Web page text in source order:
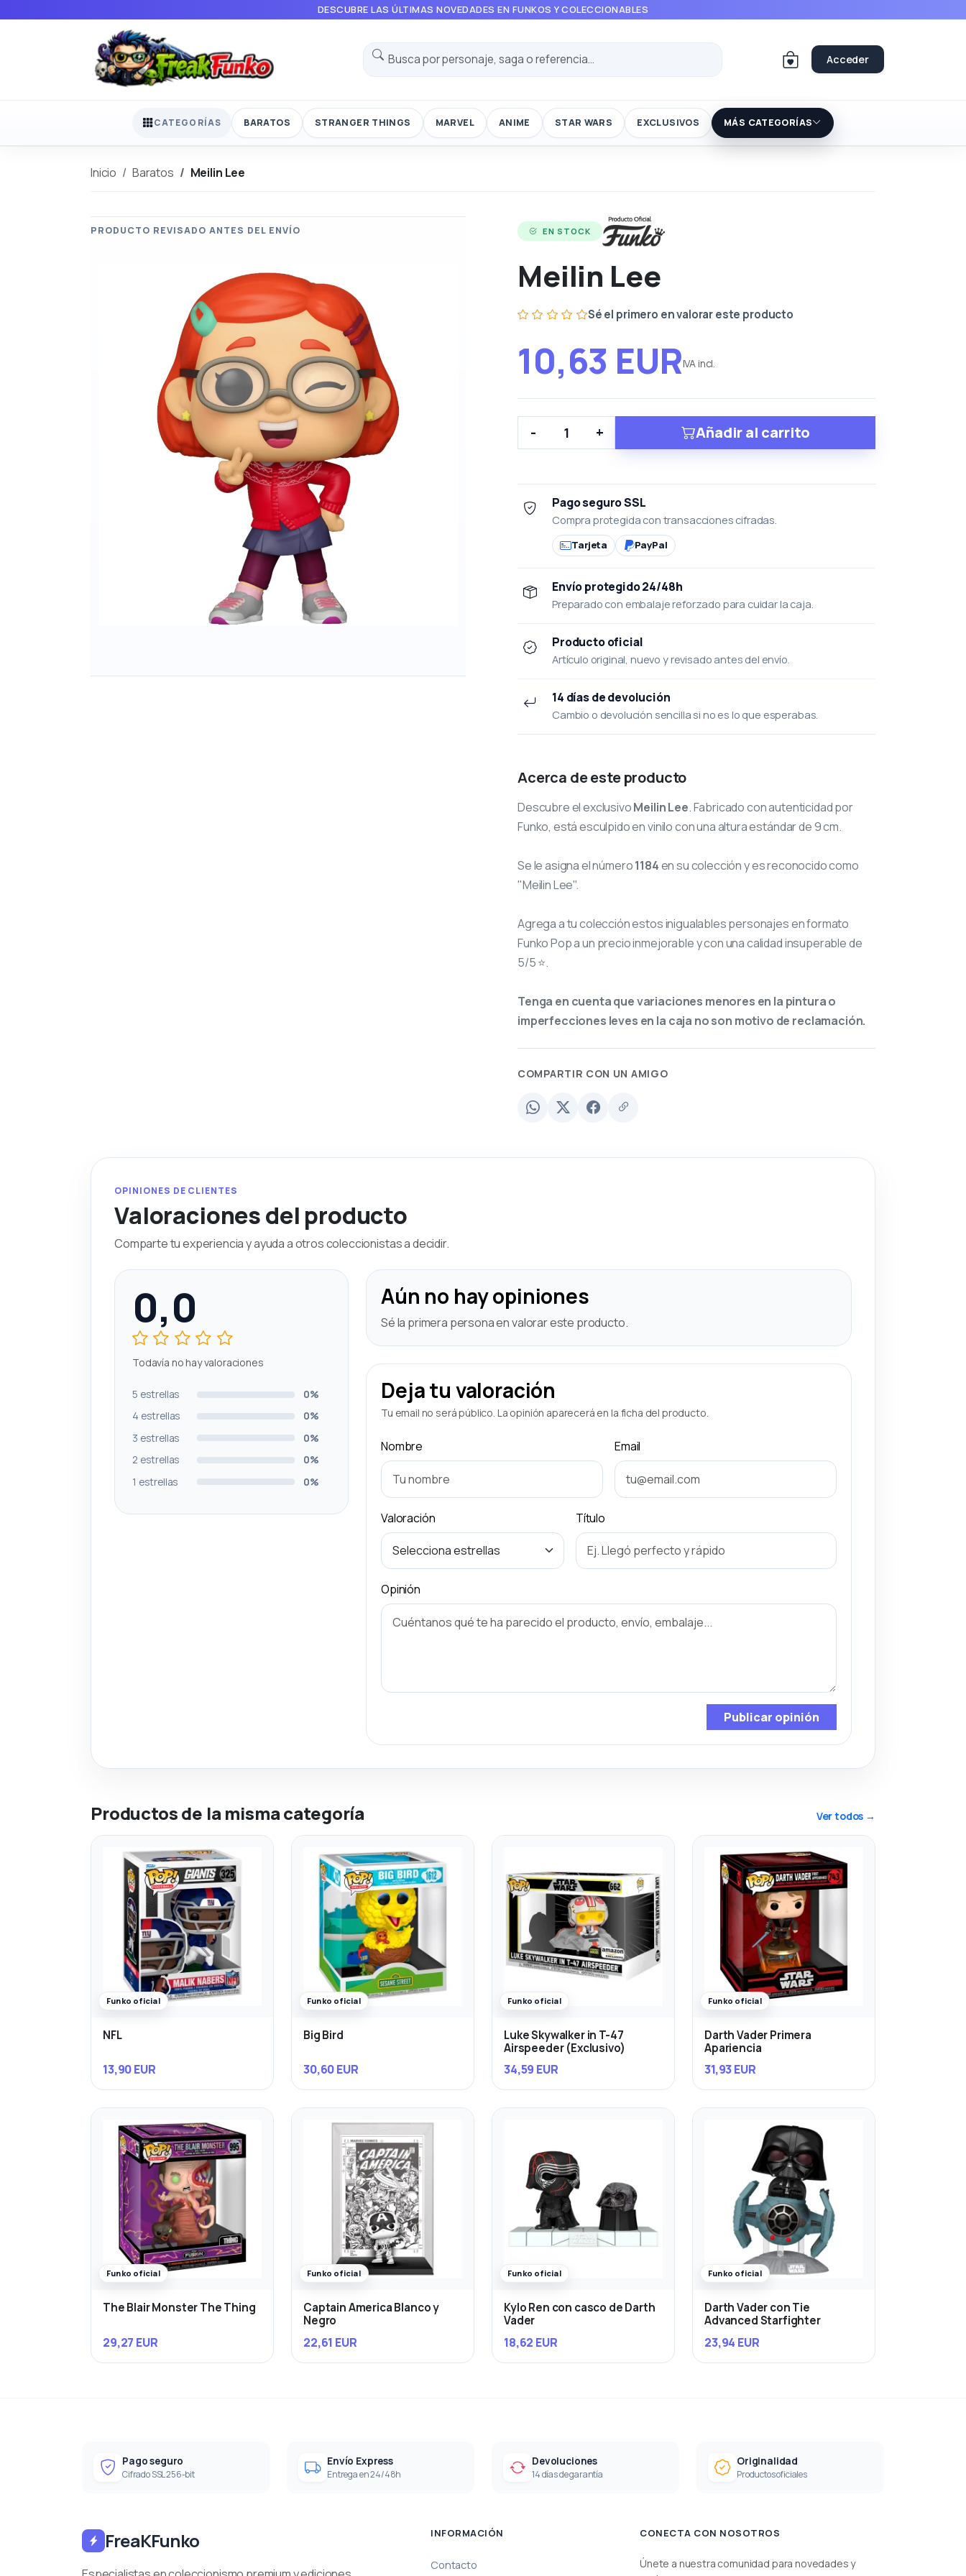
DESCUBRE LAS ÚLTIMAS NOVEDADES EN FUNKOS Y COLECCIONABLES
Acceder
CATEGORÍAS BARATOS STRANGER THINGS MARVEL ANIME STAR WARS EXCLUSIVOS MÁS CATEGORÍAS
Inicio Baratos Meilin Lee
EN STOCK
Meilin Lee
Sé el primero en valorar este producto
10,63 EURIVA incl.
- + Añadir al carrito
Pago seguro SSL
Compra protegida con transacciones cifradas.
Tarjeta PayPal
Envío protegido 24/48h
Preparado con embalaje reforzado para cuidar la caja.
Producto oficial
Artículo original, nuevo y revisado antes del envío.
14 días de devolución
Cambio o devolución sencilla si no es lo que esperabas.
Acerca de este producto
Descubre el exclusivoMeilin Lee. Fabricado con autenticidad por
Funko, está esculpido en vinilo con una altura estándar de 9 cm.
Se le asigna el número1184en su colección y es reconocido como
"Meilin Lee".
Agrega a tu colección estos inigualables personajes en formato
Funko Pop a un precio inmejorable y con una calidad insuperable de
5/5 ⭐.
Tenga en cuenta que variaciones menores en la pintura o
imperfecciones leves en la caja no son motivo de reclamación.
COMPARTIR CON UN AMIGO
OPINIONES DE CLIENTES
Valoraciones del producto
Comparte tu experiencia y ayuda a otros coleccionistas a decidir.
0,0
Todavía no hay valoraciones
5 estrellas
0%
4 estrellas
0%
3 estrellas
0%
2 estrellas
0%
1 estrellas
0%
Aún no hay opiniones
Sé la primera persona en valorar este producto.
Deja tu valoración
Tu email no será público. La opinión aparecerá en la ficha del producto.
Nombre Email
Valoración Título
Opinión
Publicar opinión
Productos de la misma categoría Ver todos →
Funko oficial
NFL
13,90 EUR
Funko oficial
Big Bird
30,60 EUR
Funko oficial
Luke Skywalker in T-47
Airspeeder (Exclusivo)
34,59 EUR
Funko oficial
Darth Vader Primera
Apariencia
31,93 EUR
Funko oficial
The Blair Monster The Thing
29,27 EUR
Funko oficial
Captain America Blanco y
Negro
22,61 EUR
Funko oficial
Kylo Ren con casco de Darth
Vader
18,62 EUR
Funko oficial
Darth Vader con Tie
Advanced Starfighter
23,94 EUR
Pago seguro
Cifrado SSL 256-bit
Envío Express
Entrega en 24/48h
Devoluciones
14 días de garantía
Originalidad
Productos oficiales
FreaKFunko INFORMACIÓN
Contacto
CONECTA CON NOSOTROS
Únete a nuestra comunidad para novedades y